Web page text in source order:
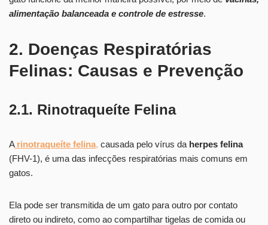
alimentação balanceada e controle de estresse.
2. Doenças Respiratórias
Felinas: Causas e Prevenção
2.1. Rinotraqueíte Felina
A rinotraqueíte felina, causada pelo vírus da herpes felina
(FHV-1), é uma das infecções respiratórias mais comuns em
gatos.
Ela pode ser transmitida de um gato para outro por contato
direto ou indireto, como ao compartilhar tigelas de comida ou